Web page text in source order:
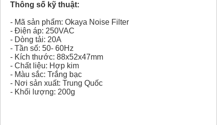
Thông số kỹ thuật:
- Mã sản phẩm: Okaya Noise Filter
- Điện áp: 250VAC
- Dòng tải: 20A
- Tần số: 50- 60Hz
- Kích thước: 88x52x47mm
- Chất liệu: Hợp kim
- Màu sắc: Trắng bạc
- Nơi sản xuất: Trung Quốc
- Khối lượng: 200g